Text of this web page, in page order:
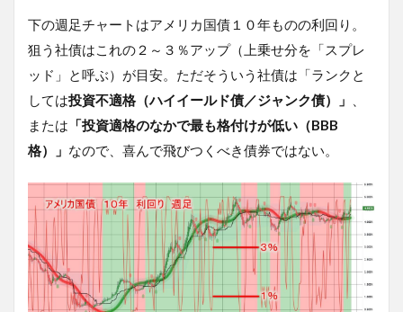
下の週足チャートはアメリカ国債１０年ものの利回り。
狙う社債はこれの２～３％アップ（上乗せ分を「スプレ
ッド」と呼ぶ）が目安。ただそういう社債は「ランクと
しては投資不適格（ハイイールド債／ジャンク債）」
または 「投資適格のなかで最も格付けが低い（BBB
格）」 なので、喜んで飛びつくべき債券ではない。